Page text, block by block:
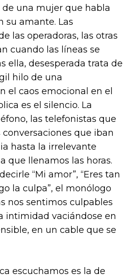
de una mujer que habla
su amante. Las
las operadoras, las otras
cuando las líneas se
ella, desesperada trata de
hilo de una
el caos emocional en el
es el silencio. La
las telefonistas que
que iban
hasta la irrelevante
que llenamos las horas.
“Mi amor”, “Eres tan
la culpa”, el monólogo
nos sentimos culpables
intimidad vaciándose en
en un cable que se
escuchamos es la de